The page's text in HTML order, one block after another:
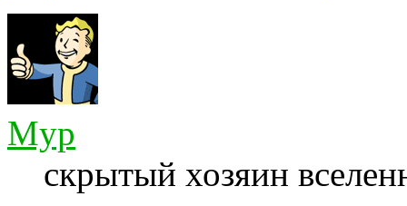
Myp
скрытый хозяин